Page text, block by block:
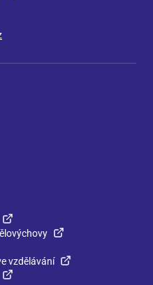
vzdělávání